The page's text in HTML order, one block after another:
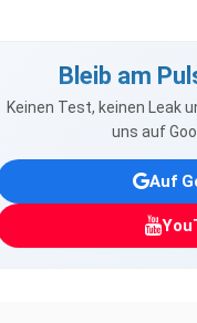
Bleib am
Keinen Test, keinen Leak
uns auf
Auf